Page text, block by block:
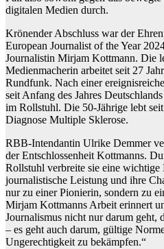
digitalen Medien durch.
Krönender Abschluss war der
European Journalist of the Year
Journalistin Mirjam Kottmann. Die
Medienmacherin arbeitet seit 27
Rundfunk. Nach einer
seit Anfang des Jahres
im Rollstuhl. Die 50-Jährige lebt
Diagnose Multiple Sklerose.
RBB-Intendantin Ulrike Demmer
der Entschlossenheit Kottmanns.
Rollstuhl verbreite sie eine wichtige
journalistische Leistung und ihre
nur zu einer Pionierin, sondern zu
Mirjam Kottmanns Arbeit erinnert
Journalismus nicht nur darum
– es geht auch darum, gültige
Ungerechtigkeit zu bekämpfen.“